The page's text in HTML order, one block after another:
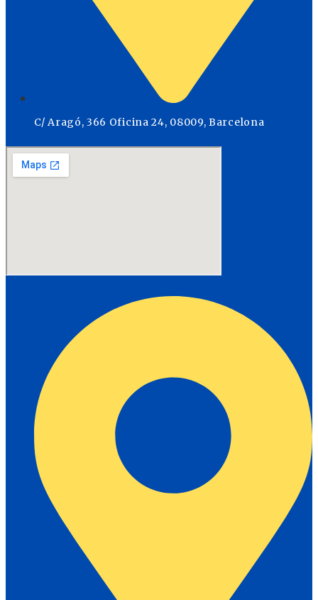
C/ Aragó, 366 Oficina 24, 08009, Barcelona